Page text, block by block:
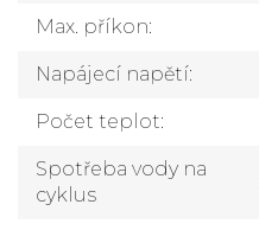
Max. příkon:
Napájecí napětí:
Počet teplot:
Spotřeba vody na
cyklus